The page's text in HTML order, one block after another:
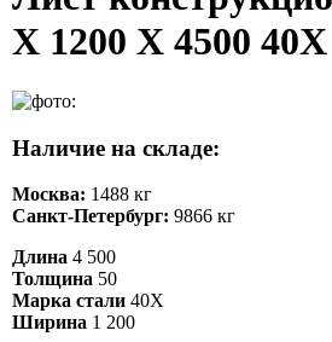
Х 1200 Х 4500 40Х
Наличие на складе:
Москва: 1488 кг
Санкт-Петербург: 9866 кг
Длина 4 500
Толщина 50
Марка стали 40Х
Ширина 1 200